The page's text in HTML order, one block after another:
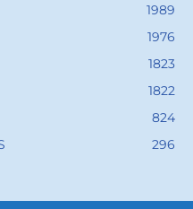
1989
1976
1823
1822
824
296